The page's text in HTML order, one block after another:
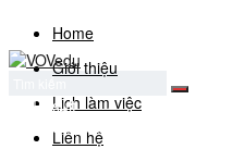
Home
Giới thiệu
Lịch làm việc
Liên hệ
No Result
View All Result